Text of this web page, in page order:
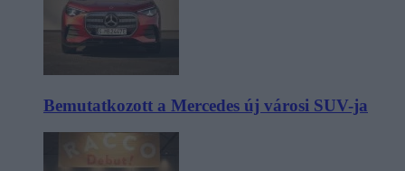
Bemutatkozott a Mercedes új városi SUV-ja